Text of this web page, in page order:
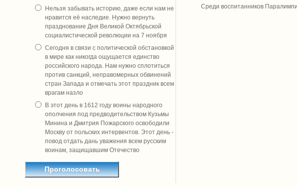
Нельзя забывать историю, даже если нам не
нравится её наследие. Нужно вернуть
празднование Дня Великой Октябрьской
социалистической революции на 7 ноября
Сегодня в связи с политической обстановкой
в мире как никогда ощущается единство
российского народа. Нам нужно сплотиться
против санкций, неправомерных обвинений
стран Запада и отмечать этот праздник всем
врагам назло
В этот день в 1612 году воины народного
ополчения под предводительством Кузьмы
Минина и Дмитрия Пожарского освободили
Москву от польских интервентов. Этот день -
повод отдать дань уважения всем русским
воинам, защищавшим Отечество
Среди воспитанников